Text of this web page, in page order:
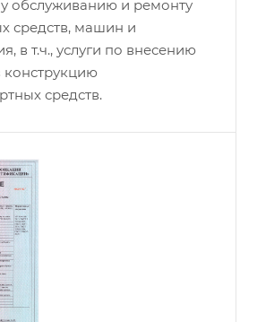
обслуживанию и ремонту
средств, машин и
в т.ч., услуги по внесению
средств.